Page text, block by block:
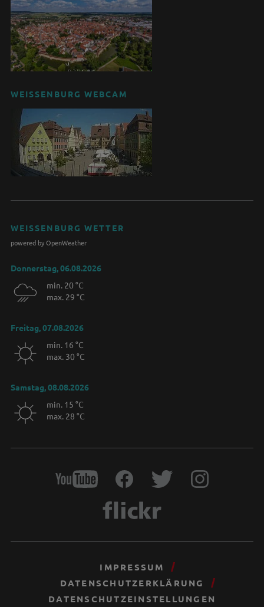
WEISSENBURG WEBCAM
WEISSENBURG WETTER
powered by OpenWeather
Donnerstag, 06.08.2026
min. 20 °C
max. 29 °C
Freitag, 07.08.2026
min. 16 °C
max. 30 °C
Samstag, 08.08.2026
min. 15 °C
max. 28 °C
IMPRESSUM
DATENSCHUTZERKLÄRUNG
DATENSCHUTZEINSTELLUNGEN